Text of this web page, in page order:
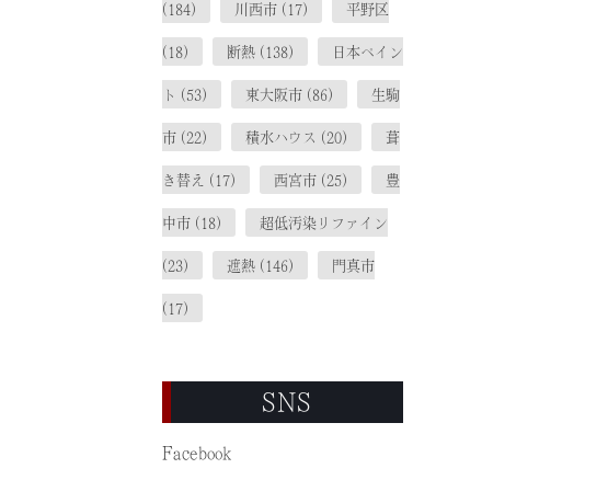
(184) 川西市 (17) 平野区
(18) 断熱 (138) 日本ペイン
ト (53) 東大阪市 (86) 生駒
市 (22) 積水ハウス (20) 葺
き替え (17) 西宮市 (25) 豊
中市 (18) 超低汚染リファイン
(23) 遮熱 (146) 門真市
(17)
SNS
Facebook